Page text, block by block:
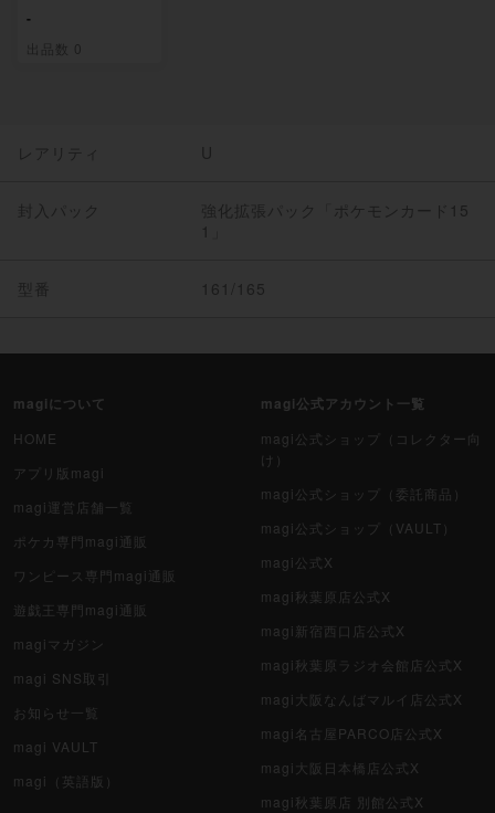
-
出品数 0
レアリティ U
封入パック
強化拡張パック「ポケモンカード15
1」
型番 161/165
magiについて
HOME
アプリ版magi
magi運営店舗一覧
ポケカ専門magi通販
ワンピース専門magi通販
遊戯王専門magi通販
magiマガジン
magi SNS取引
お知らせ一覧
magi VAULT
magi（英語版）
magi公式アカウント一覧
magi公式ショップ（コレクター向
け）
magi公式ショップ（委託商品）
magi公式ショップ（VAULT）
magi公式X
magi秋葉原店公式X
magi新宿西口店公式X
magi秋葉原ラジオ会館店公式X
magi大阪なんばマルイ店公式X
magi名古屋PARCO店公式X
magi大阪日本橋店公式X
magi秋葉原店 別館公式X